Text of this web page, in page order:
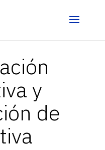
y
de